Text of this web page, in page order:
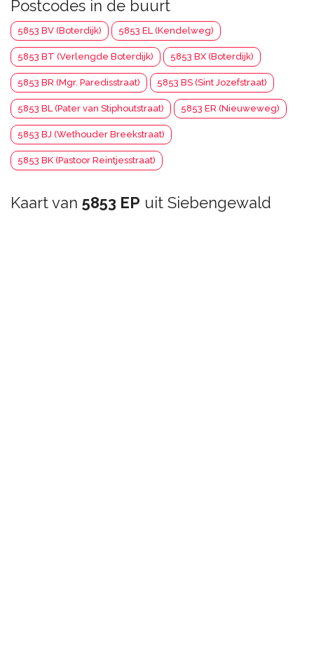
Postcodes in de buurt
5853 BV (Boterdijk) 5853 EL (Kendelweg)
5853 BT (Verlengde Boterdijk) 5853 BX (Boterdijk)
5853 BR (Mgr. Paredisstraat) 5853 BS (Sint Jozefstraat)
5853 BL (Pater van Stiphoutstraat) 5853 ER (Nieuweweg)
5853 BJ (Wethouder Breekstraat)
5853 BK (Pastoor Reintjesstraat)
Kaart van 5853 EP uit Siebengewald